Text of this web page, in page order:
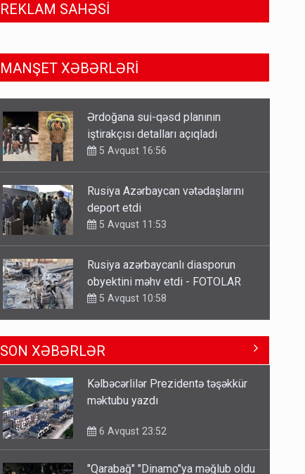
REKLAM SAHƏSİ
MANŞET XƏBƏRLƏRİ
Rusiya Azərbaycan vətədaşlarını
deport etdi
5 Avqust 11:53
Rusiya azərbaycanlı diasporun
obyektini məhv etdi - FOTOLAR
5 Avqust 10:58
Bu tarixdən HAVALAR DƏYİŞİR -
İSTİLƏR BİTİR
4 Avqust 22:04
ŞOK! David Seliverstov ölkədən
qaçdı
gedə biləcəksiniz - SİYAHI
SON XƏBƏRLƏR
Kəlbəcərlilər Prezidentə təşəkkür
məktubu yazdı
6 Avqust 23:52
"Qarabağ" "Dinamo"ya məğlub oldu